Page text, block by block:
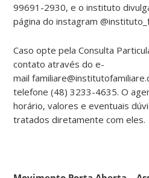
99691-2930, e o instituto
página do instagram
Caso opte pela Consulta
contato através do e-
mail
telefone (48) 3233-4635. O
horário, valores e eventuais
tratados diretamente com eles.